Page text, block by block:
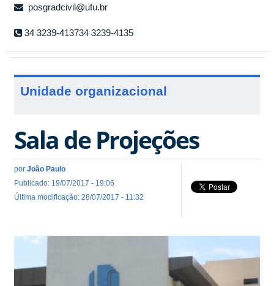
posgradcivil@ufu.br
34 3239-413734 3239-4135
Unidade organizacional
Sala de Projeções
por João Paulo
Publicado: 19/07/2017 - 19:06
Última modificação: 28/07/2017 - 11:32